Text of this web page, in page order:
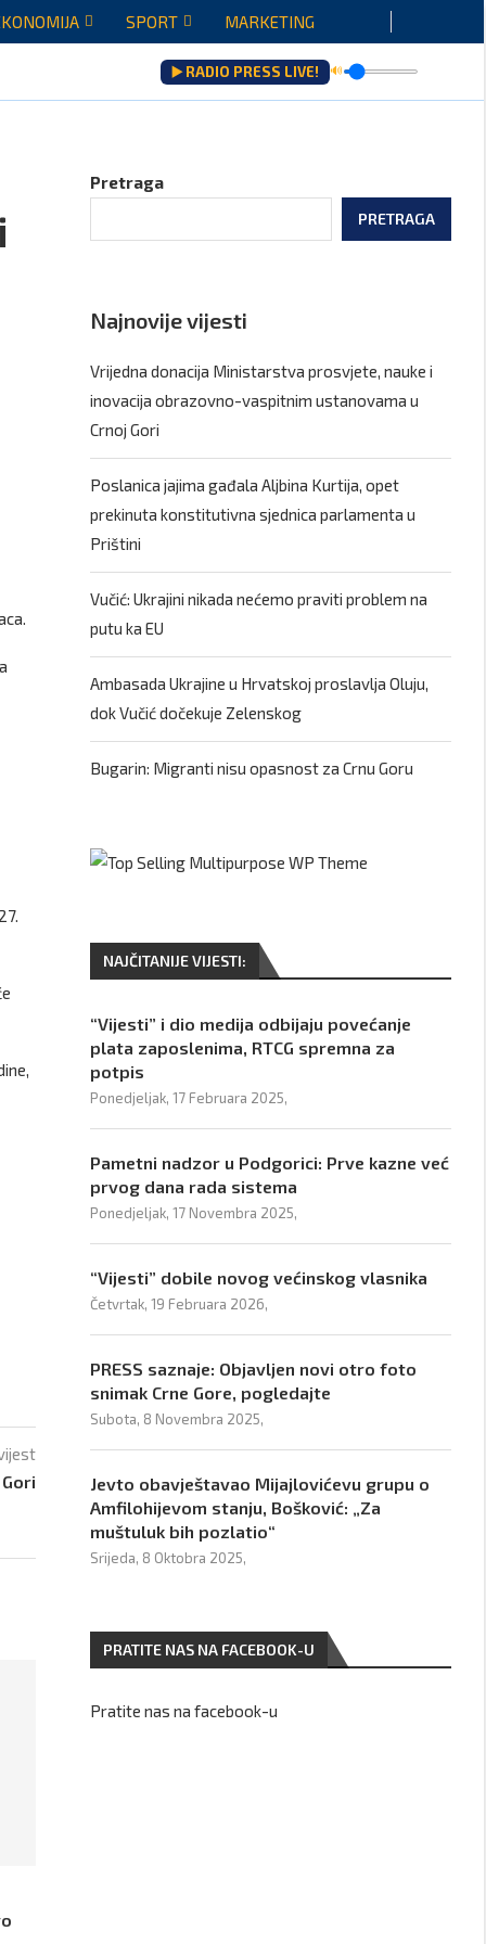
SPORT MARKETING
▶️ RADIO PRESS LIVE! 🔊
Pretraga
PRETRAGA
Najnovije vijesti
Vrijedna donacija Ministarstva prosvjete, nauke i
inovacija obrazovno-vaspitnim ustanovama u
Crnoj Gori
Poslanica jajima gađala Aljbina Kurtija, opet
prekinuta konstitutivna sjednica parlamenta u
Prištini
Vučić: Ukrajini nikada nećemo praviti problem na
putu ka EU
Ambasada Ukrajine u Hrvatskoj proslavlja Oluju,
dok Vučić dočekuje Zelenskog
Bugarin: Migranti nisu opasnost za Crnu Goru
NAJČITANIJE VIJESTI:
“Vijesti” i dio medija odbijaju povećanje
plata zaposlenima, RTCG spremna za
potpis
Ponedjeljak, 17 Februara 2025,
Pametni nadzor u Podgorici: Prve kazne već
prvog dana rada sistema
Ponedjeljak, 17 Novembra 2025,
“Vijesti” dobile novog većinskog vlasnika
Četvrtak, 19 Februara 2026,
PRESS saznaje: Objavljen novi otro foto
snimak Crne Gore, pogledajte
Subota, 8 Novembra 2025,
Jevto obavještavao Mijajlovićevu grupu o
Amfilohijevom stanju, Bošković: „Za
muštuluk bih pozlatio“
Srijeda, 8 Oktobra 2025,
PRATITE NAS NA FACEBOOK-U
Pratite nas na facebook-u